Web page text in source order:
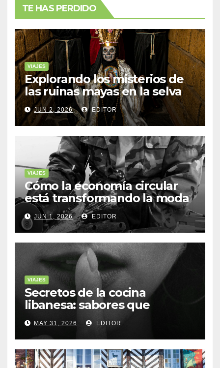
TE HAS PERDIDO
VIAJES
Explorando los misterios de
las ruinas mayas en la selva
de Yucatán
JUN 2, 2026 EDITOR
VIAJES
Cómo la economía circular
está transformando la moda
sostenible
JUN 1, 2026 EDITOR
VIAJES
Secretos de la cocina
libanesa: sabores que
cuentan historias
MAY 31, 2026 EDITOR